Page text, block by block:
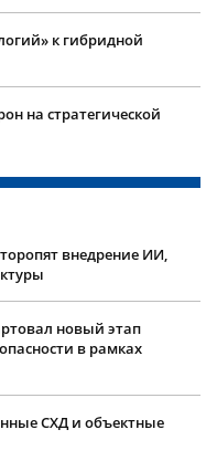
к гибридной
на стратегической
внедрение ИИ,
новый этап
в рамках
СХД и объектные